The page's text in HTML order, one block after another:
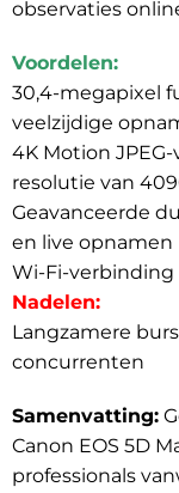
observaties
Voordelen:
30,4-megapixel
veelzijdige
4K Motion
resolutie van
Geavanceerde
en live opnamen
Wi-Fi-verbinding
Nadelen:
Langzamere
concurrenten
Samenvatting:
Canon EOS 5D
professionals